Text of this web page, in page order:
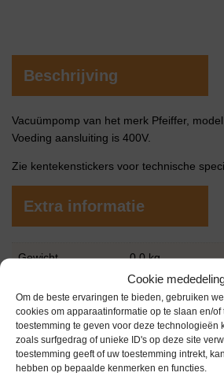
Cookie
Om de beste ervaringen te bieden, gebruiken
cookies om apparaatinformatie op te slaan en/
toestemming te geven voor deze technologieën
zoals surfgedrag of unieke ID's op deze site
toestemming geeft of uw toestemming intrekt,
hebben op bepaalde kenmerken en functies.
Beschrijving
Vacuümpomp van het merk Pfeiffer, model
Voeding aansluiting is 400V.
Zie kentekenstickers voor technische
Extra informatie
Gewicht 0,0 kg
0 maanden
Conditie Gebruikt in goede
Bouwjaar 2012
Merk Pfeiffer